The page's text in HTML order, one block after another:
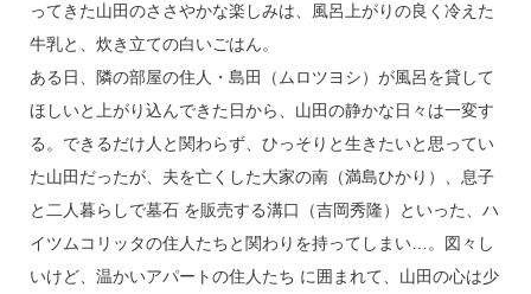
ってきた山田のささやかな楽しみは、風呂上がりの良く冷えた
牛乳と、炊き立ての白いごはん。
ある日、隣の部屋の住人・島田（ムロツヨシ）が風呂を貸して
ほしいと上がり込んできた日から、山田の静かな日々は一変す
る。できるだけ人と関わらず、ひっそりと生きたいと思ってい
た山田だったが、夫を亡くした大家の南（満島ひかり）、息子
と二人暮らしで墓石 を販売する溝口（吉岡秀隆）といった、ハ
イツムコリッタの住人たちと関わりを持ってしまい…。図々し
いけど、温かいアパートの住人たち に囲まれて、山田の心は少